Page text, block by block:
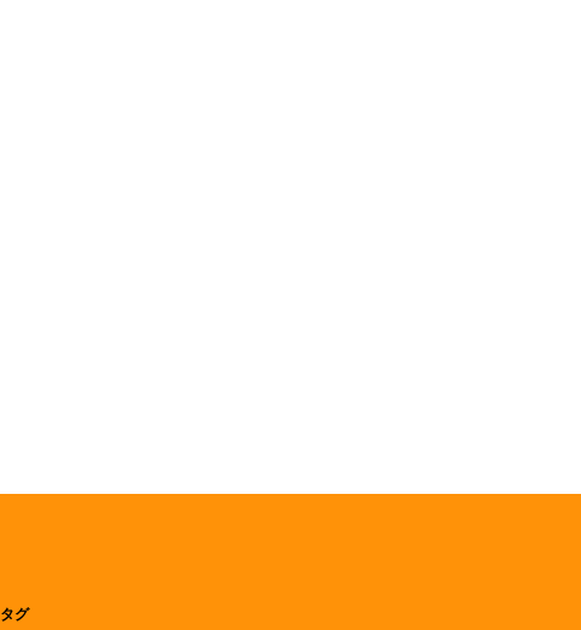
タグ